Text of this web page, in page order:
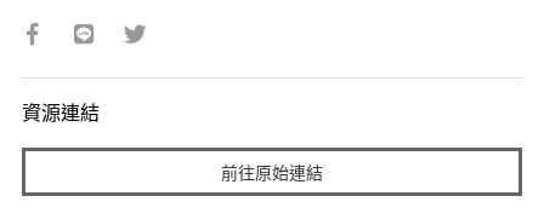
資源連結
前往原始連結